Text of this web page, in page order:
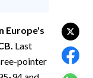
Europe's
Last
pointer